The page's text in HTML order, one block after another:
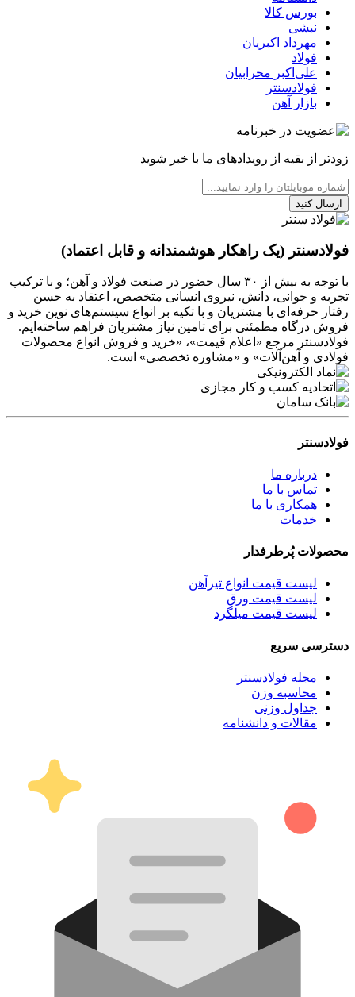
بورس کالا
نبشی
مهرداد اکبریان
فولاد
علی‌اکبر محرابیان
فولادسنتر
بازار آهن
زودتر از بقیه از رویدادهای ما با خبر شوید
ارسال کنید
فولادسنتر (یک راهکار هوشمندانه و قابل اعتماد)
با توجه به بیش از ۳۰ سال حضور در صنعت فولاد و آهن؛ و با ترکیب
تجربه و جوانی، دانش، نیروی انسانی متخصص، اعتقاد به حسن
رفتار حرفه‌ای با مشتریان و با تکیه بر انواع سیستم‌های نوین خرید و
فروش درگاه مطمئنی برای تامین نیاز مشتریان فراهم ساخته‌ایم.
فولادسنتر مرجع «اعلام قیمت»، «خرید و فروش انواع محصولات
فولادی و آهن‌آلات» و «مشاوره تخصصی» است.
فولادسنتر
درباره ما
تماس با ما
همکاری با ما
خدمات
محصولات پُرطرفدار
لیست قیمت انواع تیرآهن
لیست قیمت ورق
لیست قیمت میلگرد
دسترسی سریع
مجله فولادسنتر
محاسبه وزن
جداول وزنی
مقالات و دانشنامه